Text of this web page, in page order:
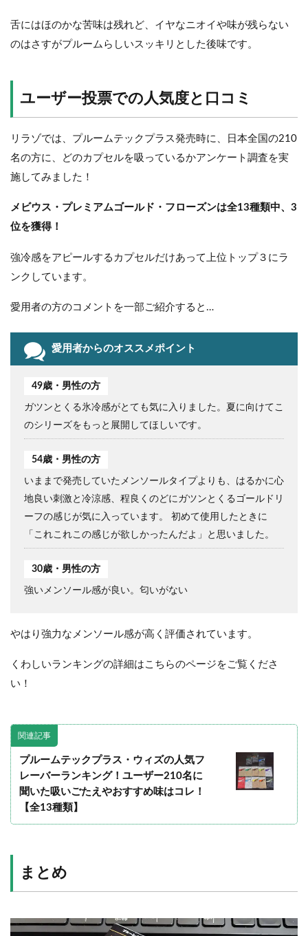
舌にはほのかな苦味は残れど、イヤなニオイや味が残らない
のはさすがプルームらしいスッキリとした後味です。
ユーザー投票での人気度と口コミ
リラゾでは、プルームテックプラス発売時に、日本全国の210
名の方に、どのカプセルを吸っているかアンケート調査を実
施してみました！
メビウス・プレミアムゴールド・フローズンは全13種類中、3
位を獲得！
強冷感をアピールするカプセルだけあって上位トップ３にラ
ンクしています。
愛用者の方のコメントを一部ご紹介すると…
愛用者からのオススメポイント
49歳・男性の方
ガツンとくる氷冷感がとても気に入りました。夏に向けてこ
のシリーズをもっと展開してほしいです。
54歳・男性の方
いままで発売していたメンソールタイプよりも、はるかに心
地良い刺激と冷涼感、程良くのどにガツンとくるゴールドリ
ーフの感じが気に入っています。 初めて使用したときに
「これこれこの感じが欲しかったんだよ」と思いました。
30歳・男性の方
強いメンソール感が良い。匂いがない
やはり強力なメンソール感が高く評価されています。
くわしいランキングの詳細はこちらのページをご覧くださ
い！
関連記事
プルームテックプラス・ウィズの人気フ
レーバーランキング！ユーザー210名に
聞いた吸いごたえやおすすめ味はコレ！
【全13種類】
まとめ